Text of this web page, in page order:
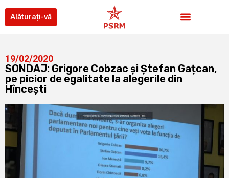
Alăturați-vă
19/02/2020
SONDAJ: Grigore Cobzac și Ștefan Gațcan,
pe picior de egalitate la alegerile din
Hîncești